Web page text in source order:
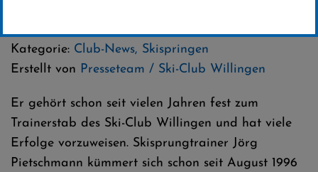
Kategorie: Club-News, Skispringen
Erstellt von Presseteam / Ski-Club Willingen
Er gehört schon seit vielen Jahren fest zum
Trainerstab des Ski-Club Willingen und hat viele
Erfolge vorzuweisen. Skisprungtrainer Jörg
Pietschmann kümmert sich schon seit August 1996